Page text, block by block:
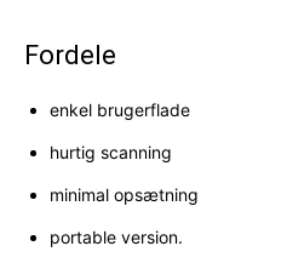
Fordele
enkel brugerflade
hurtig scanning
minimal opsætning
portable version.